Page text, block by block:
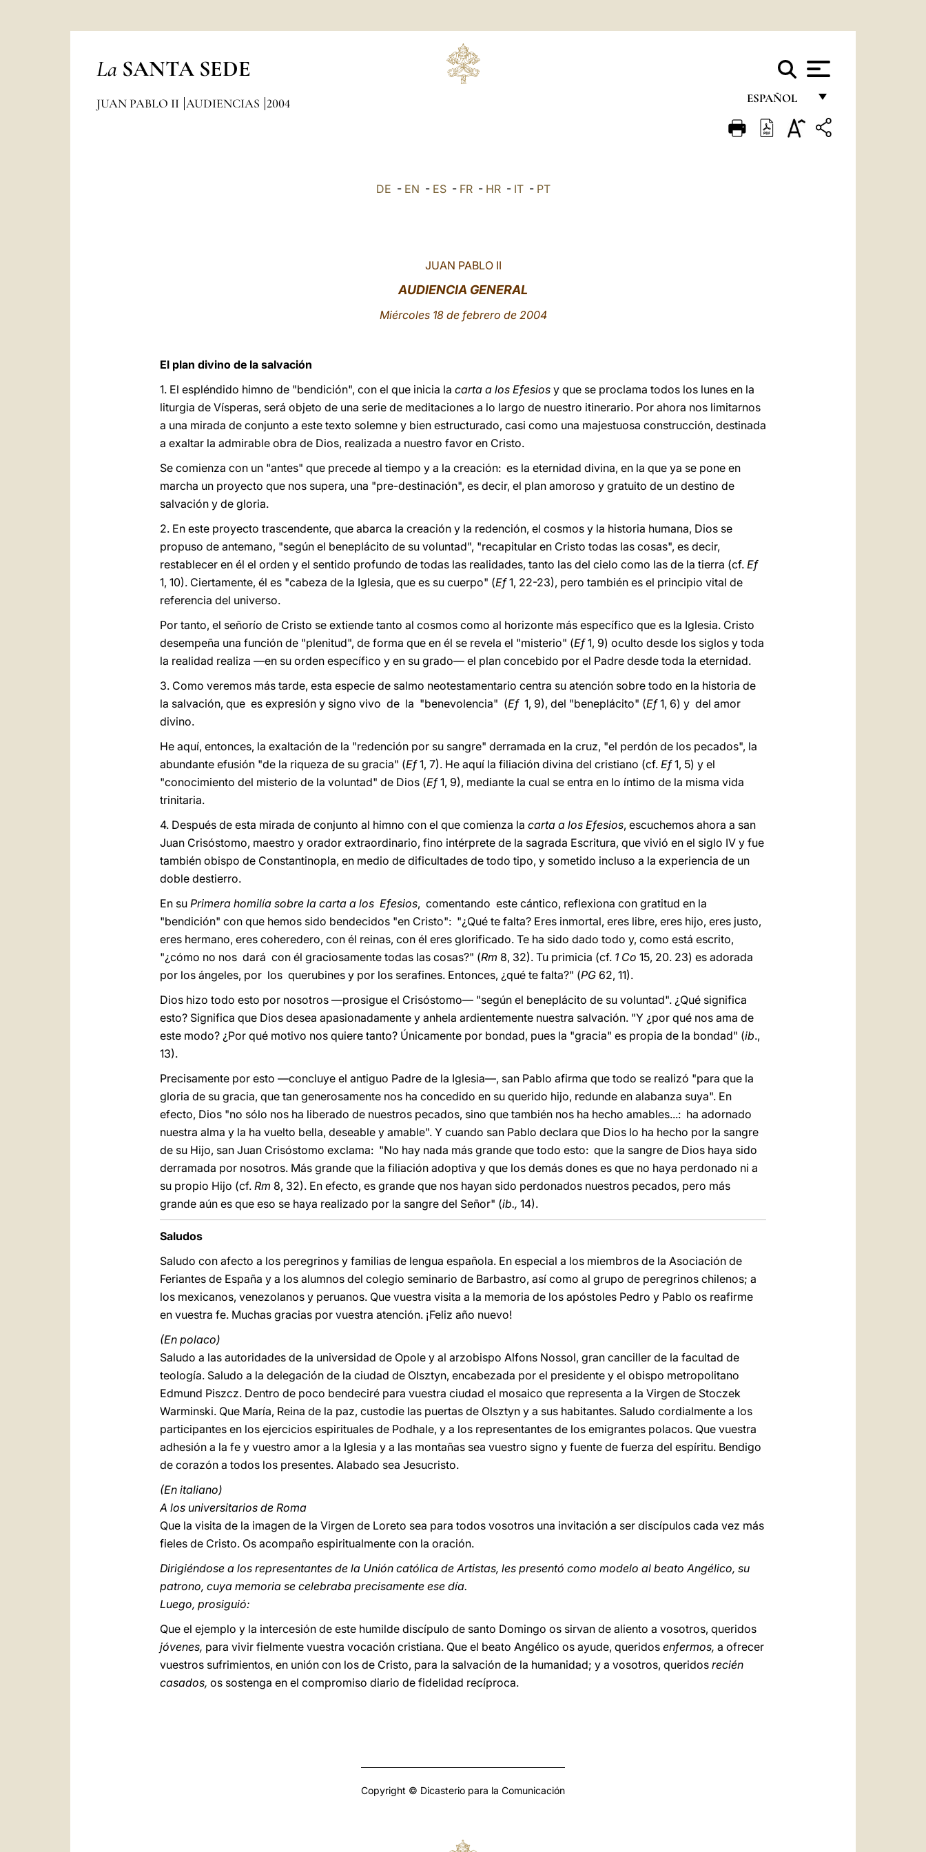
La SANTA SEDE
ESPAÑOL
FRANÇAIS
JUAN PABLO II AUDIENCIAS 2004
DE - EN - ES- FR- HR- IT- PT
JUAN PABLO II
AUDIENCIA GENERAL
Miércoles 18 de febrero de 2004
El plan divino de la salvación
1. El espléndido himno de "bendición", con el que inicia la carta a los Efesios y que se proclama todos los lunes en la
liturgia de Vísperas, será objeto de una serie de meditaciones a lo largo de nuestro itinerario. Por ahora nos limitarnos
a una mirada de conjunto a este texto solemne y bien estructurado, casi como una majestuosa construcción, destinada
a exaltar la admirable obra de Dios, realizada a nuestro favor en Cristo.
Se comienza con un "antes" que precede al tiempo y a la creación: es la eternidad divina, en la que ya se pone en
marcha un proyecto que nos supera, una "pre-destinación", es decir, el plan amoroso y gratuito de un destino de
salvación y de gloria.
2. En este proyecto trascendente, que abarca la creación y la redención, el cosmos y la historia humana, Dios se
propuso de antemano, "según el beneplácito de su voluntad", "recapitular en Cristo todas las cosas", es decir,
restablecer en él el orden y el sentido profundo de todas las realidades, tanto las del cielo como las de la tierra (cf. Ef
1, 10). Ciertamente, él es "cabeza de la Iglesia, que es su cuerpo" (Ef1, 22-23), pero también es el principio vital de
referencia del universo.
Por tanto, el señorío de Cristo se extiende tanto al cosmos como al horizonte más específico que es la Iglesia. Cristo
desempeña una función de "plenitud", de forma que en él se revela el "misterio" (Ef1, 9) oculto desde los siglos y toda
la realidad realiza —en su orden específico y en su grado— el plan concebido por el Padre desde toda la eternidad.
3. Como veremos más tarde, esta especie de salmo neotestamentario centra su atención sobre todo en la historia de
la salvación, que es expresión y signo vivo de la "benevolencia" (Ef1, 9), del "beneplácito" (Ef1, 6) y del amor
divino.
He aquí, entonces, la exaltación de la "redención por su sangre" derramada en la cruz, "el perdón de los pecados", la
abundante efusión "de la riqueza de su gracia" (Ef1, 7). He aquí la filiación divina del cristiano (cf. Ef1, 5) y el
"conocimiento del misterio de la voluntad" de Dios (Ef1, 9), mediante la cual se entra en lo íntimo de la misma vida
trinitaria.
4. Después de esta mirada de conjunto al himno con el que comienza la carta a los Efesios, escuchemos ahora a san
Juan Crisóstomo, maestro y orador extraordinario, fino intérprete de la sagrada Escritura, que vivió en el siglo IV y fue
también obispo de Constantinopla, en medio de dificultades de todo tipo, y sometido incluso a la experiencia de un
doble destierro.
En su Primera homilía sobre la carta a los Efesios, comentando este cántico, reflexiona con gratitud en la
"bendición" con que hemos sido bendecidos "en Cristo": "¿Qué te falta? Eres inmortal, eres libre, eres hijo, eres justo,
eres hermano, eres coheredero, con él reinas, con él eres glorificado. Te ha sido dado todo y, como está escrito,
"¿cómo no nos dará con él graciosamente todas las cosas?" (Rm 8, 32). Tu primicia (cf. 1 Co 15, 20. 23) es adorada
por los ángeles, por los querubines y por los serafines. Entonces, ¿qué te falta?" (PG 62, 11).
Dios hizo todo esto por nosotros —prosigue el Crisóstomo— "según el beneplácito de su voluntad". ¿Qué significa
esto? Significa que Dios desea apasionadamente y anhela ardientemente nuestra salvación. "Y ¿por qué nos ama de
este modo? ¿Por qué motivo nos quiere tanto? Únicamente por bondad, pues la "gracia" es propia de la bondad" (ib.,
13).
Precisamente por esto —concluye el antiguo Padre de la Iglesia—, san Pablo afirma que todo se realizó "para que la
gloria de su gracia, que tan generosamente nos ha concedido en su querido hijo, redunde en alabanza suya". En
efecto, Dios "no sólo nos ha liberado de nuestros pecados, sino que también nos ha hecho amables...: ha adornado
nuestra alma y la ha vuelto bella, deseable y amable". Y cuando san Pablo declara que Dios lo ha hecho por la sangre
de su Hijo, san Juan Crisóstomo exclama: "No hay nada más grande que todo esto: que la sangre de Dios haya sido
derramada por nosotros. Más grande que la filiación adoptiva y que los demás dones es que no haya perdonado ni a
su propio Hijo (cf. Rm 8, 32). En efecto, es grande que nos hayan sido perdonados nuestros pecados, pero más
grande aún es que eso se haya realizado por la sangre del Señor" (ib., 14).
Saludos
Saludo con afecto a los peregrinos y familias de lengua española. En especial a los miembros de la Asociación de
Feriantes de España y a los alumnos del colegio seminario de Barbastro, así como al grupo de peregrinos chilenos; a
los mexicanos, venezolanos y peruanos. Que vuestra visita a la memoria de los apóstoles Pedro y Pablo os reafirme
en vuestra fe. Muchas gracias por vuestra atención. ¡Feliz año nuevo!
(En polaco)
Saludo a las autoridades de la universidad de Opole y al arzobispo Alfons Nossol, gran canciller de la facultad de
teología. Saludo a la delegación de la ciudad de Olsztyn, encabezada por el presidente y el obispo metropolitano
Edmund Piszcz. Dentro de poco bendeciré para vuestra ciudad el mosaico que representa a la Virgen de Stoczek
Warminski. Que María, Reina de la paz, custodie las puertas de Olsztyn y a sus habitantes. Saludo cordialmente a los
participantes en los ejercicios espirituales de Podhale, y a los representantes de los emigrantes polacos. Que vuestra
adhesión a la fe y vuestro amor a la Iglesia y a las montañas sea vuestro signo y fuente de fuerza del espíritu. Bendigo
de corazón a todos los presentes. Alabado sea Jesucristo.
(En italiano)
A los universitarios de Roma
Que la visita de la imagen de la Virgen de Loreto sea para todos vosotros una invitación a ser discípulos cada vez más
fieles de Cristo. Os acompaño espiritualmente con la oración.
Dirigiéndose a los representantes de la Unión católica de Artistas, les presentó como modelo al beato Angélico, su
patrono, cuya memoria se celebraba precisamente ese día.
Luego, prosiguió:
Que el ejemplo y la intercesión de este humilde discípulo de santo Domingo os sirvan de aliento a vosotros, queridos
jóvenes, para vivir fielmente vuestra vocación cristiana. Que el beato Angélico os ayude, queridos enfermos, a ofrecer
vuestros sufrimientos, en unión con los de Cristo, para la salvación de la humanidad; y a vosotros, queridos recién
casados, os sostenga en el compromiso diario de fidelidad recíproca.
Copyright © Dicasterio para la Comunicación